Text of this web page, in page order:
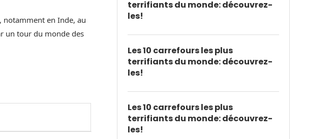
notamment en Inde, au
un tour du monde des
terrifiants du monde: découvrez-
les!
Les 10 carrefours les plus
terrifiants du monde: découvrez-
les!
Les 10 carrefours les plus
terrifiants du monde: découvrez-
les!